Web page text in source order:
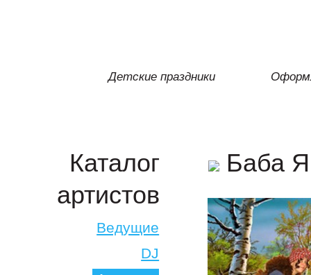
Детские праздники
Баба
Каталог
артистов
Ведущие
DJ